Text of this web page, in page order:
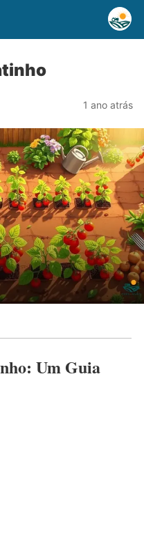
1 ano atrás
Um Guia